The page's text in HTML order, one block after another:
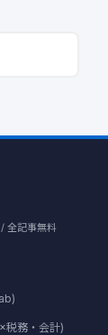
全記事無料
税務・会計)